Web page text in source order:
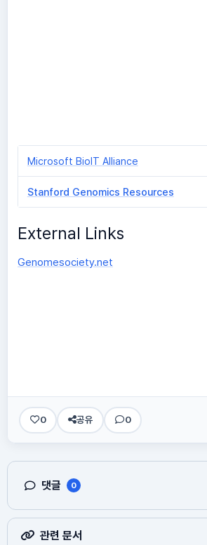
Microsoft BioIT Alliance
Stanford Genomics Resources
External Links
Genomesociety.net
0 공유 0
댓글 0
관련 문서